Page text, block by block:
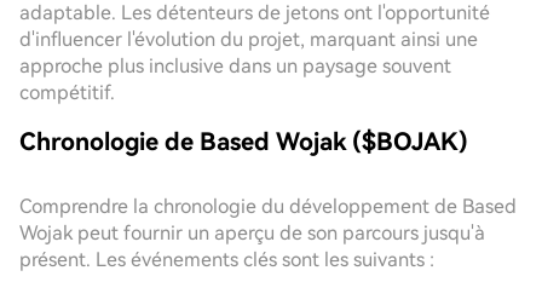
adaptable. Les détenteurs de jetons ont l'opportunité
d'influencer l'évolution du projet, marquant ainsi une
approche plus inclusive dans un paysage souvent
compétitif.
Chronologie de Based Wojak ($BOJAK)
Comprendre la chronologie du développement de Based
Wojak peut fournir un aperçu de son parcours jusqu'à
présent. Les événements clés sont les suivants :